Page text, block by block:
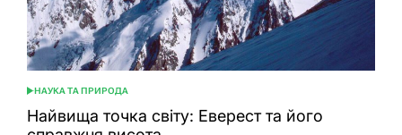
ОПУБЛІКУВАТИ
У
НАУКА ТА ПРИРОДА
Найвища точка світу: Еверест та його